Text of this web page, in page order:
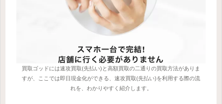
買取ゴッドには速攻買取(先払い)と高額買取の二通りの買取方法がありま
すが、ここでは即日現金化ができる、速攻買取(先払い)を利用する際の流
れを、わかりやすく紹介します。